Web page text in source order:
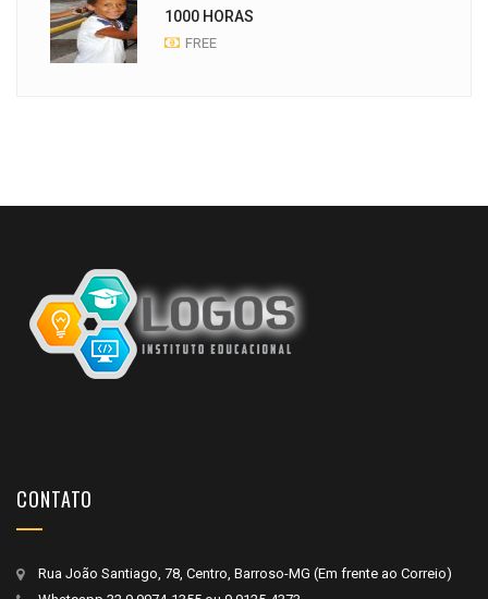
1000 HORAS
FREE
CONTATO
Rua João Santiago, 78, Centro, Barroso-MG (Em frente ao Correio)